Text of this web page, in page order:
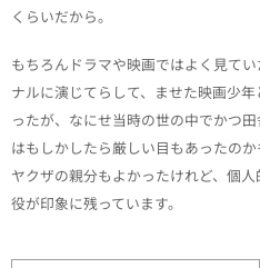
くらいだから。
もちろんドラマや映画ではよく見て
ナルに演じてらして、ませた映画少
ったが、なにせ当時の世の中でかつ
はもしかしたら厳しい目もあったの
ヤクザの親分もよかったけれど、個
役が印象に残っています。